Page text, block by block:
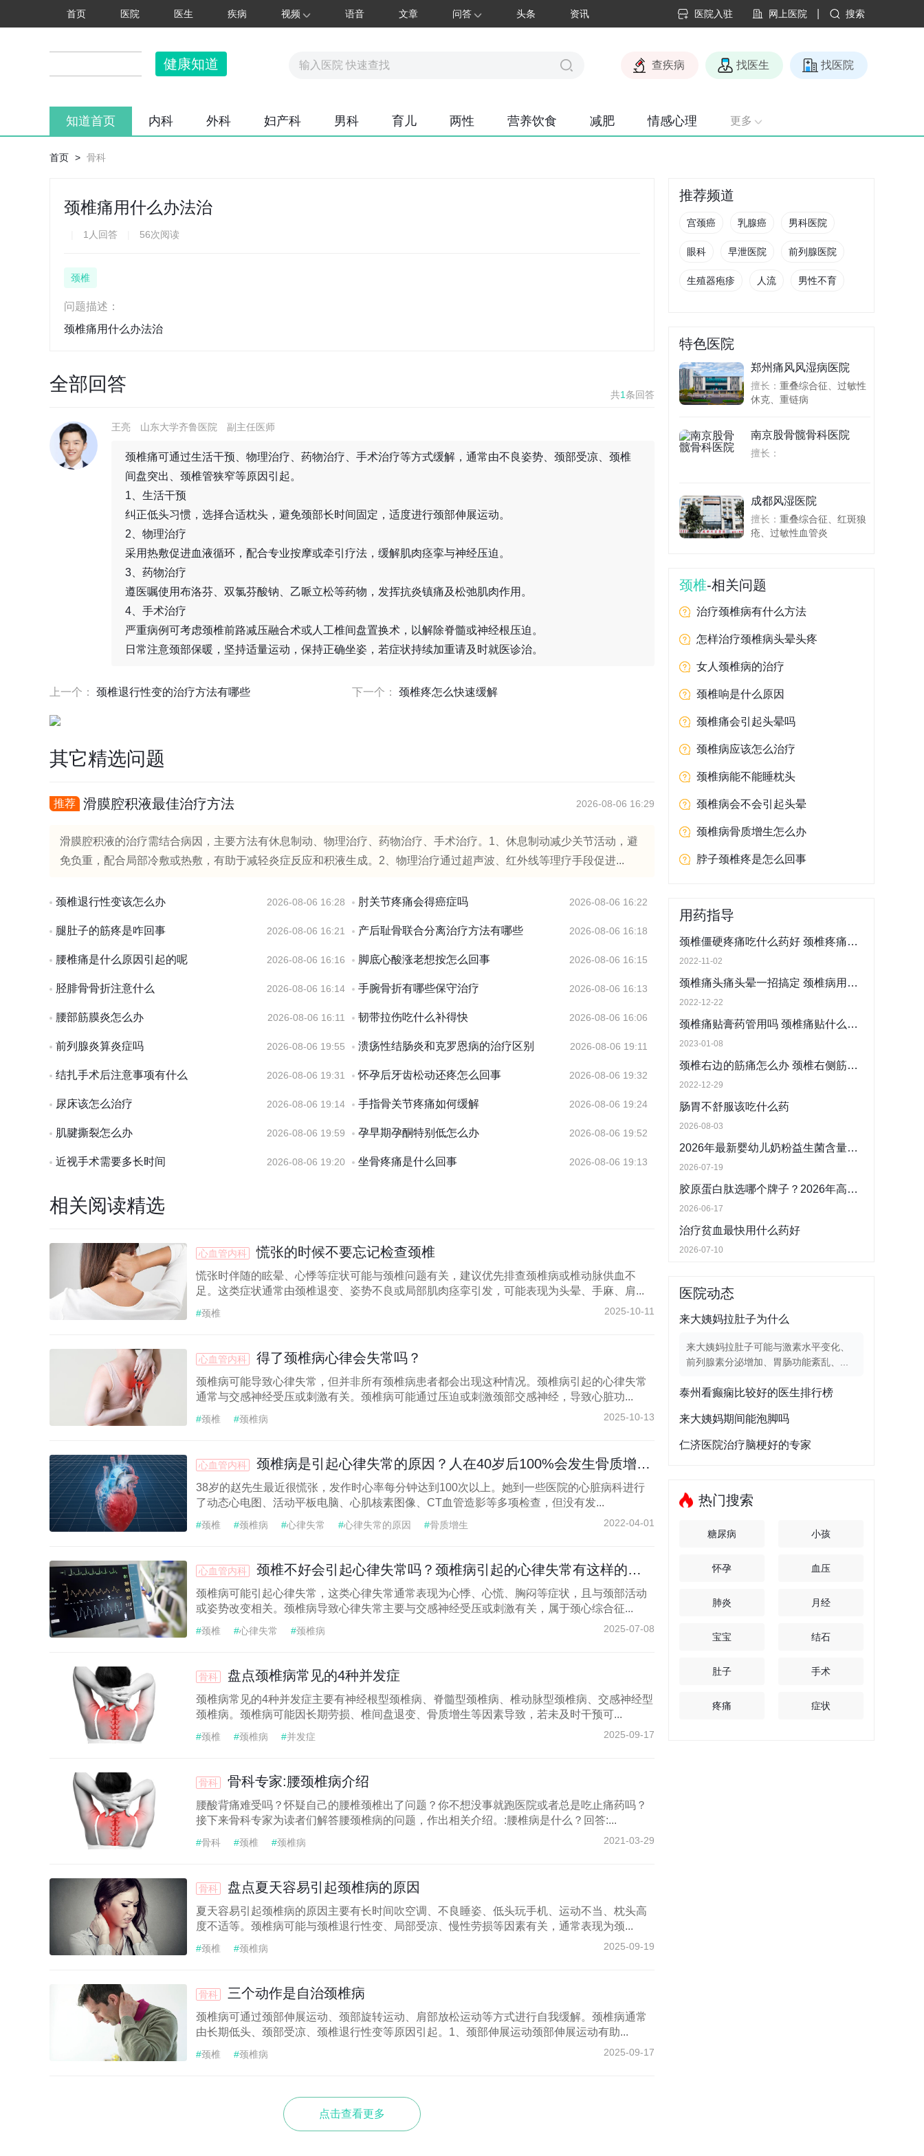
首页 医院 医生 疾病 视频 语音 文章 问答 头条 资讯 医院入驻 网上医院 搜索
健康知道 查疾病 找医生 找医院
知道首页 内科 外科 妇产科 男科 育儿 两性 营养饮食 减肥 情感心理 更多
首页 > 骨科
颈椎痛用什么办法治
1人回答 56次阅读
颈椎
问题描述：
颈椎痛用什么办法治
全部回答 共1 条回答
王亮 山东大学齐鲁医院 副主任医师
颈椎痛可通过生活干预、物理治疗、药物治疗、手术治疗等方式缓解，通常由不良姿势、颈部受凉、颈椎
间盘突出、颈椎管狭窄等原因引起。
1、生活干预
纠正低头习惯，选择合适枕头，避免颈部长时间固定，适度进行颈部伸展运动。
2、物理治疗
采用热敷促进血液循环，配合专业按摩或牵引疗法，缓解肌肉痉挛与神经压迫。
3、药物治疗
遵医嘱使用布洛芬、双氯芬酸钠、乙哌立松等药物，发挥抗炎镇痛及松弛肌肉作用。
4、手术治疗
严重病例可考虑颈椎前路减压融合术或人工椎间盘置换术，以解除脊髓或神经根压迫。
日常注意颈部保暖，坚持适量运动，保持正确坐姿，若症状持续加重请及时就医诊治。
上一个： 颈椎退行性变的治疗方法有哪些 下一个： 颈椎疼怎么快速缓解
其它精选问题
推荐 滑膜腔积液最佳治疗方法 2026-08-06 16:29
滑膜腔积液的治疗需结合病因，主要方法有休息制动、物理治疗、药物治疗、手术治疗。1、休息制动减少关节活动，避
免负重，配合局部冷敷或热敷，有助于减轻炎症反应和积液生成。2、物理治疗通过超声波、红外线等理疗手段促进...
颈椎退行性变该怎么办 2026-08-06 16:28 肘关节疼痛会得癌症吗 2026-08-06 16:22
腿肚子的筋疼是咋回事 2026-08-06 16:21 产后耻骨联合分离治疗方法有哪些 2026-08-06 16:18
腰椎痛是什么原因引起的呢 2026-08-06 16:16 脚底心酸涨老想按怎么回事 2026-08-06 16:15
胫腓骨骨折注意什么 2026-08-06 16:14 手腕骨折有哪些保守治疗 2026-08-06 16:13
腰部筋膜炎怎么办 2026-08-06 16:11 韧带拉伤吃什么补得快 2026-08-06 16:06
前列腺炎算炎症吗 2026-08-06 19:55 溃疡性结肠炎和克罗恩病的治疗区别 2026-08-06 19:11
结扎手术后注意事项有什么 2026-08-06 19:31 怀孕后牙齿松动还疼怎么回事 2026-08-06 19:32
尿床该怎么治疗 2026-08-06 19:14 手指骨关节疼痛如何缓解 2026-08-06 19:24
肌腱撕裂怎么办 2026-08-06 19:59 孕早期孕酮特别低怎么办 2026-08-06 19:52
近视手术需要多长时间 2026-08-06 19:20 坐骨疼痛是什么回事 2026-08-06 19:13
相关阅读精选
心血管内科 慌张的时候不要忘记检查颈椎
慌张时伴随的眩晕、心悸等症状可能与颈椎问题有关，建议优先排查颈椎病或椎动脉供血不
足。这类症状通常由颈椎退变、姿势不良或局部肌肉痉挛引发，可能表现为头晕、手麻、肩...
#颈椎 2025-10-11
心血管内科 得了颈椎病心律会失常吗？
颈椎病可能导致心律失常，但并非所有颈椎病患者都会出现这种情况。颈椎病引起的心律失常
通常与交感神经受压或刺激有关。颈椎病可能通过压迫或刺激颈部交感神经，导致心脏功...
#颈椎 #颈椎病 2025-10-13
心血管内科 颈椎病是引起心律失常的原因？人在40岁后100%会发生骨质增生吗？
38岁的赵先生最近很慌张，发作时心率每分钟达到100次以上。她到一些医院的心脏病科进行
了动态心电图、活动平板电脑、心肌核素图像、CT血管造影等多项检查，但没有发...
#颈椎 #颈椎病 #心律失常 #心律失常的原因 #骨质增生 2022-04-01
心血管内科 颈椎不好会引起心律失常吗？颈椎病引起的心律失常有这样的特征
颈椎病可能引起心律失常，这类心律失常通常表现为心悸、心慌、胸闷等症状，且与颈部活动
或姿势改变相关。颈椎病导致心律失常主要与交感神经受压或刺激有关，属于颈心综合征...
#颈椎 #心律失常 #颈椎病 2025-07-08
骨科 盘点颈椎病常见的4种并发症
颈椎病常见的4种并发症主要有神经根型颈椎病、脊髓型颈椎病、椎动脉型颈椎病、交感神经型
颈椎病。颈椎病可能因长期劳损、椎间盘退变、骨质增生等因素导致，若未及时干预可...
#颈椎 #颈椎病 #并发症 2025-09-17
骨科 骨科专家:腰颈椎病介绍
腰酸背痛难受吗？怀疑自己的腰椎颈椎出了问题？你不想没事就跑医院或者总是吃止痛药吗？
接下来骨科专家为读者们解答腰颈椎病的问题，作出相关介绍。:腰椎病是什么？回答:...
#骨科 #颈椎 #颈椎病 2021-03-29
骨科 盘点夏天容易引起颈椎病的原因
夏天容易引起颈椎病的原因主要有长时间吹空调、不良睡姿、低头玩手机、运动不当、枕头高
度不适等。颈椎病可能与颈椎退行性变、局部受凉、慢性劳损等因素有关，通常表现为颈...
#颈椎 #颈椎病 2025-09-19
骨科 三个动作是自治颈椎病
颈椎病可通过颈部伸展运动、颈部旋转运动、肩部放松运动等方式进行自我缓解。颈椎病通常
由长期低头、颈部受凉、颈椎退行性变等原因引起。1、颈部伸展运动颈部伸展运动有助...
#颈椎 #颈椎病 2025-09-17
点击查看更多
推荐频道
宫颈癌 乳腺癌 男科医院
眼科 早泄医院 前列腺医院
生殖器疱疹 人流 男性不育
特色医院
郑州痛风风湿病医院
擅长： 重叠综合征、过敏性
休克、重链病
南京股骨髋骨科医院
擅长：
成都风湿医院
擅长： 重叠综合征、红斑狼
疮、过敏性血管炎
颈椎-相关问题
治疗颈椎病有什么方法
怎样治疗颈椎病头晕头疼
女人颈椎病的治疗
颈椎响是什么原因
颈椎痛会引起头晕吗
颈椎病应该怎么治疗
颈椎病能不能睡枕头
颈椎病会不会引起头晕
颈椎病骨质增生怎么办
脖子颈椎疼是怎么回事
用药指导
颈椎僵硬疼痛吃什么药好 颈椎疼痛该怎么办
2022-11-02
颈椎痛头痛头晕一招搞定 颈椎病用什么药好
2022-12-22
颈椎痛贴膏药管用吗 颈椎痛贴什么膏药最好
2023-01-08
颈椎右边的筋痛怎么办 颈椎右侧筋疼吃什么药
2022-12-29
肠胃不舒服该吃什么药
2026-08-03
2026年最新婴幼儿奶粉益生菌含量标准解读 推荐适合中国宝宝的高益生菌婴幼儿奶粉
2026-07-19
胶原蛋白肽选哪个牌子？2026年高质价比品牌一览
2026-06-17
治疗贫血最快用什么药好
2026-07-10
医院动态
来大姨妈拉肚子为什么
来大姨妈拉肚子可能与激素水平变化、
前列腺素分泌增加、胃肠功能紊乱、...
泰州看癫痫比较好的医生排行榜
来大姨妈期间能泡脚吗
仁济医院治疗脑梗好的专家
热门搜索
糖尿病 小孩
怀孕 血压
肺炎 月经
宝宝 结石
肚子 手术
疼痛 症状